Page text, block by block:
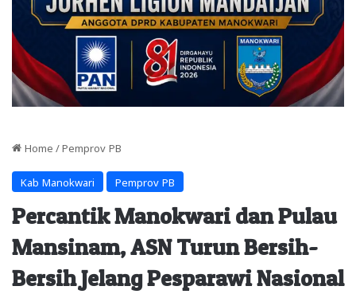
Home / Pemprov PB
Kab Manokwari Pemprov PB
Percantik Manokwari dan Pulau
Mansinam, ASN Turun Bersih-
Bersih Jelang Pesparawi Nasional